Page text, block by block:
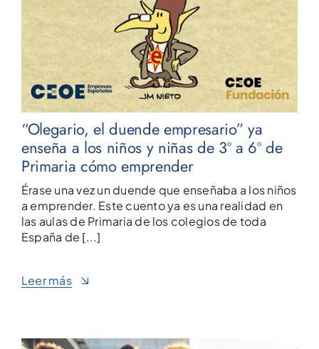
“Olegario, el duende empresario” ya
enseña a los niños y niñas de 3º a 6º de
Primaria cómo emprender
Érase una vez un duende que enseñaba a los niños
a emprender. Este cuento ya es una realidad en
las aulas de Primaria de los colegios de toda
España de [...]
Leer más